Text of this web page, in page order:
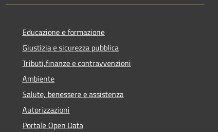
Educazione e formazione
Giustizia e sicurezza pubblica
Tributi,finanze e contravvenzioni
Ambiente
Salute, benessere e assistenza
Autorizzazioni
Portale Open Data